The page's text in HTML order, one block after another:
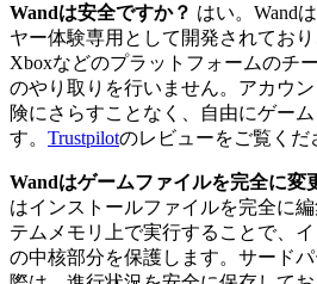
Wandは安全ですか？ はい。Wand
ヤー体験専用として開発されており
Xboxなどのプラットフォームのチ
のやり取りを行いません。アカウ
険にさらすことなく、自由にゲー
す。 Trustpilotのレビューをご覧くだ
Wandはゲームファイルを完全に変
はインストールファイルを完全に
テムメモリ上で実行することで、
の中核部分を保護します。サード